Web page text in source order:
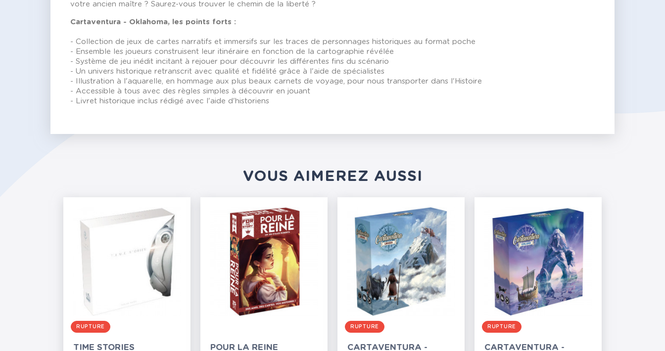
votre ancien maître ? Saurez-vous trouver le chemin de la liberté ?
Cartaventura - Oklahoma, les points forts :
- Collection de jeux de cartes narratifs et immersifs sur les traces de personnages historiques au format poche
- Ensemble les joueurs construisent leur itinéraire en fonction de la cartographie révélée
- Système de jeu inédit incitant à rejouer pour découvrir les différentes fins du scénario
- Un univers historique retranscrit avec qualité et fidélité grâce à l'aide de spécialistes
- Illustration à l'aquarelle, en hommage aux plus beaux carnets de voyage, pour nous transporter dans l'Histoire
- Accessible à tous avec des règles simples à découvrir en jouant
- Livret historique inclus rédigé avec l'aide d'historiens
VOUS AIMEREZ AUSSI
RUPTURE
TIME STORIES POUR LA REINE
RUPTURE
CARTAVENTURA -
RUPTURE
CARTAVENTURA -